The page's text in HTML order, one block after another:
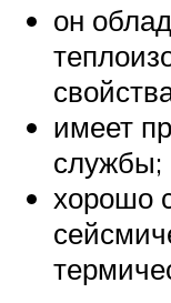
он
имеет
службы;
хорошо